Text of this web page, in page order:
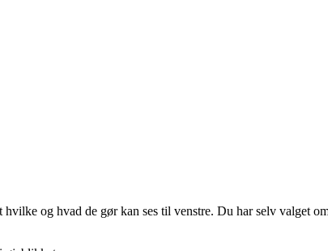
og hvad de gør kan ses til venstre. Du har selv valget